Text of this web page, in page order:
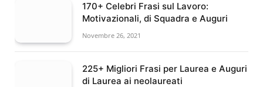
170+ Celebri Frasi sul Lavoro:
Motivazionali, di Squadra e Auguri
Novembre 26, 2021
225+ Migliori Frasi per Laurea e Auguri
di Laurea ai neolaureati